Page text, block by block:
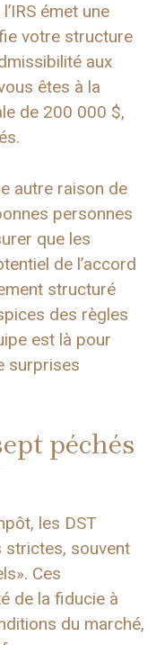
émet une
votre structure
aux
êtes à la
de 200 000 $,
autre raison de
personnes
que les
de l’accord
structuré
des règles
est là pour
surprises
péchés
les DST
strictes, souvent
Ces
de la fiducie à
du marché,